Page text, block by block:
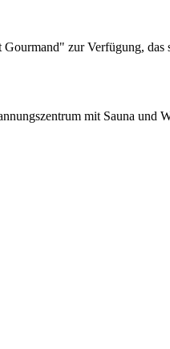
zur Verfügung,
mit Sauna und